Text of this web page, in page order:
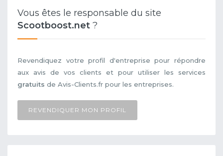
Vous êtes le responsable du site
Scootboost.net ?
Revendiquez votre profil d'entreprise pour répondre
aux avis de vos clients et pour utiliser les services
gratuits de Avis-Clients.fr pour les entreprises.
REVENDIQUER MON PROFIL